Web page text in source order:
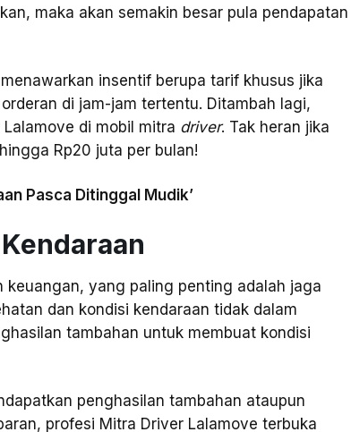
maka akan semakin besar pula pendapatan
insentif berupa tarif khusus jika
di jam-jam tertentu. Ditambah lagi,
di mobil mitra driver. Tak heran jika
hingga Rp20 juta per bulan!
Pasca Ditinggal Mudik’
yang paling penting adalah jaga
dan kondisi kendaraan tidak dalam
tambahan untuk membuat kondisi
penghasilan tambahan ataupun
profesi Mitra Driver Lalamove terbuka